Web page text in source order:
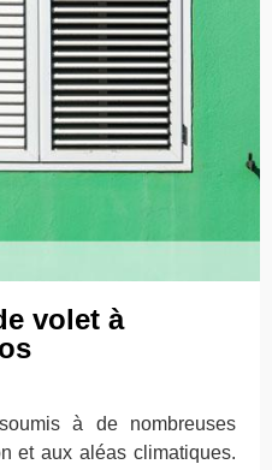
volet à
à de nombreuses
et aux aléas climatiques.